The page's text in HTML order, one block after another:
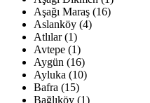
Aşağı Maraş (16)
Aslanköy (4)
Atlılar (1)
Avtepe (1)
Aygün (16)
Ayluka (10)
Bafra (15)
Bağlıköy (1)